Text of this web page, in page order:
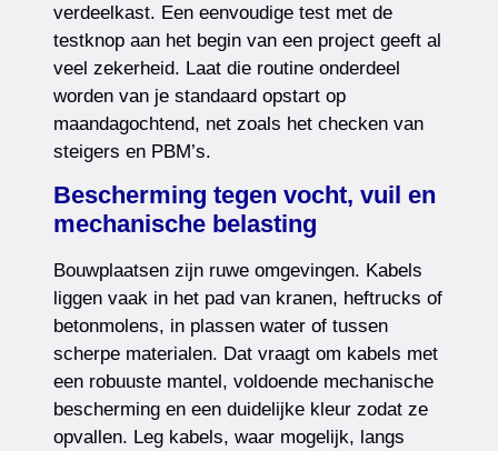
verdeelkast. Een eenvoudige test met de
testknop aan het begin van een project geeft al
veel zekerheid. Laat die routine onderdeel
worden van je standaard opstart op
maandagochtend, net zoals het checken van
steigers en PBM’s.
Bescherming tegen vocht, vuil en
mechanische belasting
Bouwplaatsen zijn ruwe omgevingen. Kabels
liggen vaak in het pad van kranen, heftrucks of
betonmolens, in plassen water of tussen
scherpe materialen. Dat vraagt om kabels met
een robuuste mantel, voldoende mechanische
bescherming en een duidelijke kleur zodat ze
opvallen. Leg kabels, waar mogelijk, langs